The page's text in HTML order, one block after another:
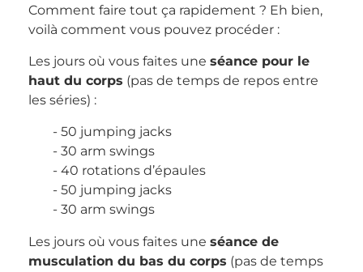
Comment faire tout ça rapidement ? Eh bien,
voilà comment vous pouvez procéder :
Les jours où vous faites une séance pour le
haut du corps (pas de temps de repos entre
les séries) :
50 jumping jacks
30 arm swings
40 rotations d’épaules
50 jumping jacks
30 arm swings
Les jours où vous faites une séance de
musculation du bas du corps (pas de temps